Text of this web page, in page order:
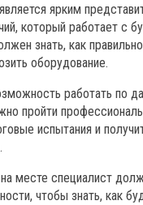
ярким
который работает с
знать, как
оборудование.
работать по
пройти
испытания и
месте специалист
чтобы знать, как